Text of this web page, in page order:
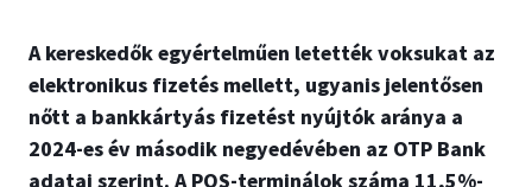
A kereskedők egyértelműen letették voksukat az
elektronikus fizetés mellett, ugyanis jelentősen
nőtt a bankkártyás fizetést nyújtók aránya a
2024-es év második negyedévében az OTP Bank